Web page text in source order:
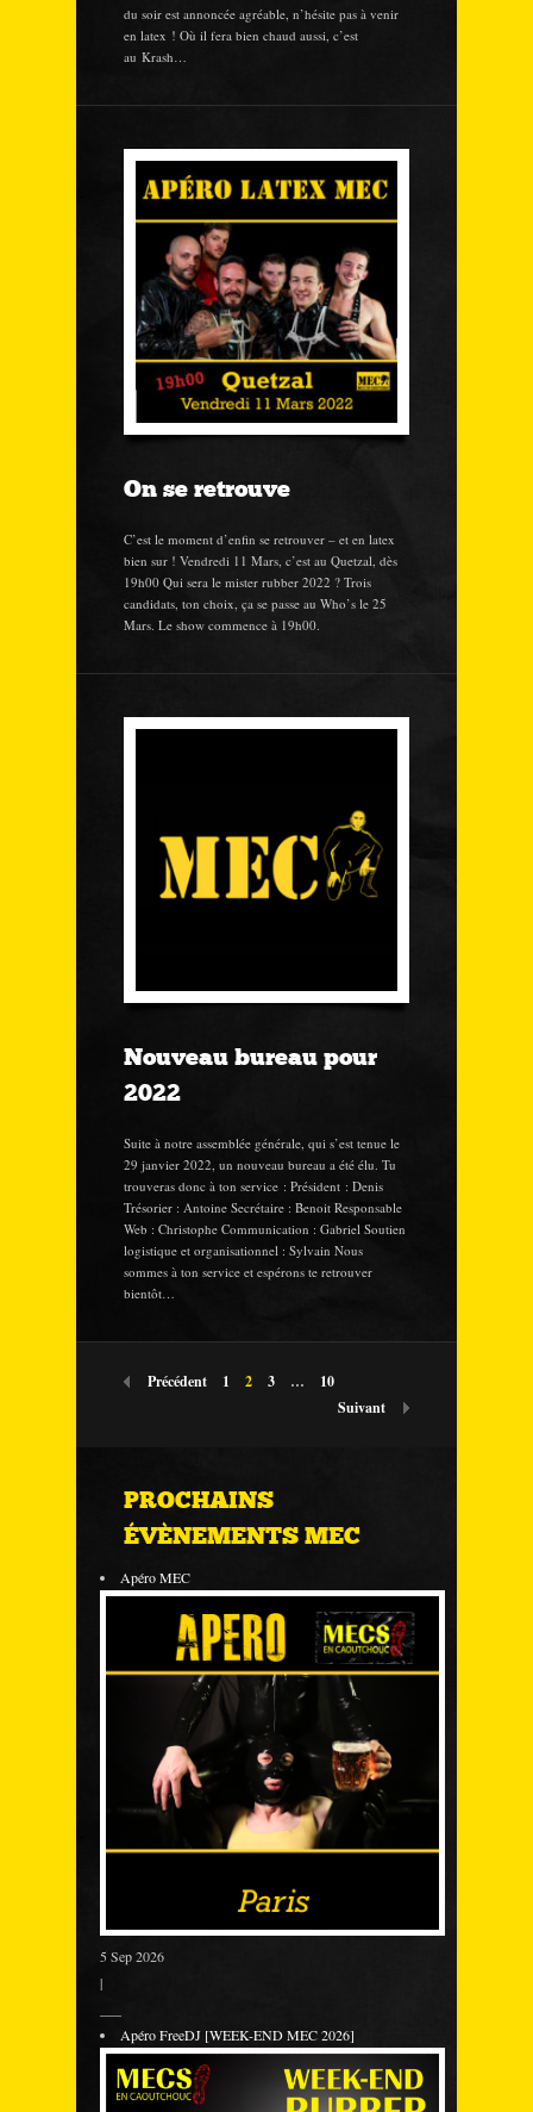
du soir est annoncée agréable, n’hésite pas à venir
en latex ! Où il fera bien chaud aussi, c’est
au Krash…
On se retrouve
C’est le moment d’enfin se retrouver – et en latex
bien sur ! Vendredi 11 Mars, c’est au Quetzal, dès
19h00 Qui sera le mister rubber 2022 ? Trois
candidats, ton choix, ça se passe au Who’s le 25
Mars. Le show commence à 19h00.
Nouveau bureau pour
2022
Suite à notre assemblée générale, qui s’est tenue le
29 janvier 2022, un nouveau bureau a été élu. Tu
trouveras donc à ton service : Président : Denis
Trésorier : Antoine Secrétaire : Benoit Responsable
Web : Christophe Communication : Gabriel Soutien
logistique et organisationnel : Sylvain Nous
sommes à ton service et espérons te retrouver
bientôt…
Précédent 1 2 3 …
10
Suivant
PROCHAINS
ÉVÈNEMENTS MEC
Apéro MEC
5 Sep 2026
|
Apéro FreeDJ [WEEK-END MEC 2026]